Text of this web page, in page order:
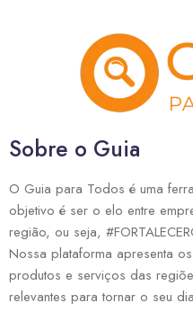
Sobre o Guia
O Guia para Todos é uma
objetivo é ser o elo entre
região, ou seja,
Nossa plataforma apresenta
produtos e serviços das
relevantes para tornar o seu